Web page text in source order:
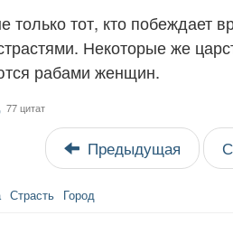
только тот, кто побеждает
Некоторые же
рабами женщин.
77 цитат
Предыдущая
Страсть Город